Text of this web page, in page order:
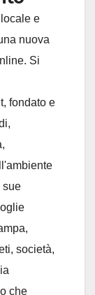
locale e
nuova
Si
fondato e
sue
società,
che